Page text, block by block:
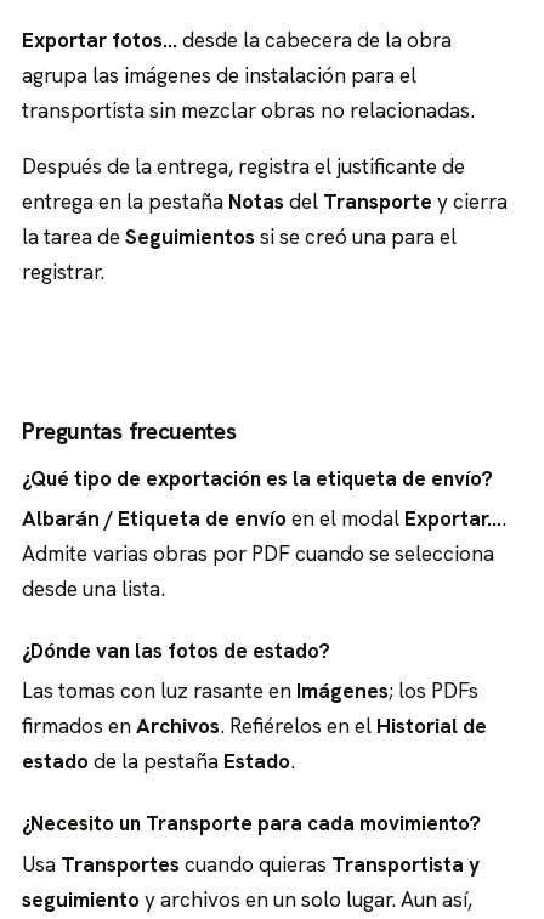
Exportar fotos…desde la cabecera de la obra
agrupa las imágenes de instalación para el
transportista sin mezclar obras no relacionadas.
Después de la entrega, registra el justificante de
entrega en la pestaña Notas del Transporte y cierra
la tarea deSeguimientos si se creó una para el
registrar.
Preguntas frecuentes
¿Qué tipo de exportación es la etiqueta de envío?
Albarán / Etiqueta de envíoen el modal Exportar….
Admite varias obras por PDF cuando se selecciona
desde una lista.
¿Dónde van las fotos de estado?
Las tomas con luz rasante en Imágenes; los PDFs
firmados enArchivos. Refiérelos en el Historial de
estadode la pestaña Estado.
¿Necesito un Transporte para cada movimiento?
Usa Transportes cuando quieras Transportista y
seguimientoy archivos en un solo lugar. Aun así,